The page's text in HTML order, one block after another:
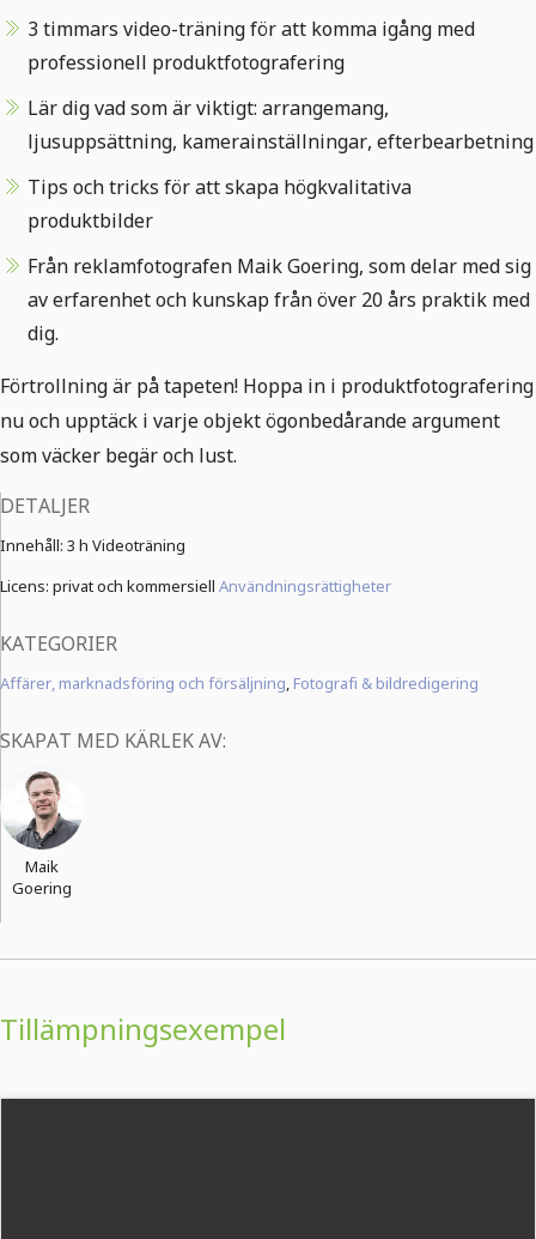
3 timmars video-träning för att komma igång med
professionell produktfotografering
Lär dig vad som är viktigt: arrangemang,
ljusuppsättning, kamerainställningar, efterbearbetning
Tips och tricks för att skapa högkvalitativa
produktbilder
Från reklamfotografen Maik Goering, som delar med sig
av erfarenhet och kunskap från över 20 års praktik med
dig.
Förtrollning är på tapeten! Hoppa in i produktfotografering
nu och upptäck i varje objekt ögonbedårande argument
som väcker begär och lust.
DETALJER
Innehåll: 3 h Videoträning
Licens: privat och kommersiell Användningsrättigheter
KATEGORIER
Affärer, marknadsföring och försäljning, Fotografi & bildredigering
SKAPAT MED KÄRLEK AV:
Maik
Goering
Tillämpningsexempel